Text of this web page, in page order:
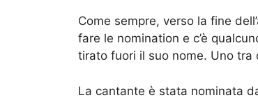
Come sempre, verso la fine
fare le nomination e c’è
tirato fuori il suo nome. Uno
La cantante è stata nominata